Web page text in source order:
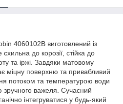
4060102B виготовлений із
схильна до корозії, стійка до
та іржі. Завдяки матовому
міцну поверхню та привабливий
потоком та температурою води
зручного важеля. Сучасний
інтегруватися у будь-який